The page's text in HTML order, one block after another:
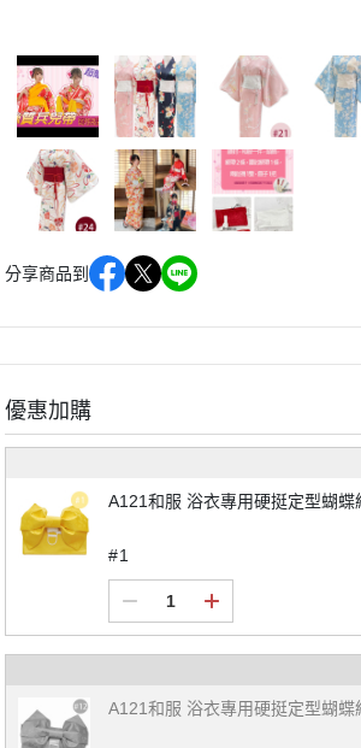
分享商品到
優惠加購
A121和服 浴衣專用硬挺定型蝴蝶
#1
A121和服 浴衣專用硬挺定型蝴蝶